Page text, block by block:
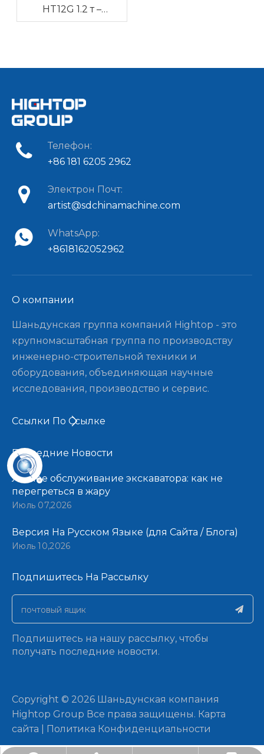
HT12G 1.2 т –
надёжная техника
Телефон:
+86 181 6205 2962
Электрон Почт:
artist@sdchinamachine.com
WhatsApp:
+8618162052962
О компании​​​​​​​
Шаньдунская группа компаний Hightop - это
крупномасштабная группа по производству
инженерно-строительной техники и
оборудования, объединяющая научные
исследования, производство и сервис.
Ссылки По Ссылке
Последние Новости​​​​​​​
Летнее обслуживание экскаватора: как не
перегреться в жару
Июль 07,2026
Версия На Русском Языке (для Сайта / Блога)
Июль 10,2026
Подпишитесь На Рассылку​​​​​​​
Подпишитесь на нашу рассылку, чтобы
получать последние новости.
​Copyright © 2026 Шаньдунская компания
Hightop Group Все права защищены.​​​​​​​ Карта
сайта
Политика Конфиденциальности